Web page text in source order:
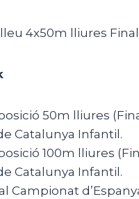
4x50m lliures
50m lliures
Catalunya Infantil.
100m lliures
Catalunya Infantil.
Campionat